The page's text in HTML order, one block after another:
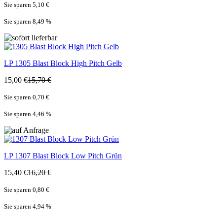
Sie sparen 5,10 €
Sie sparen 8,49 %
LP1305 Blast Block High Pitch Gelb
15,00 €15,70 €
Sie sparen 0,70 €
Sie sparen 4,46 %
LP1307 Blast Block Low Pitch Grün
15,40 €16,20 €
Sie sparen 0,80 €
Sie sparen 4,94 %